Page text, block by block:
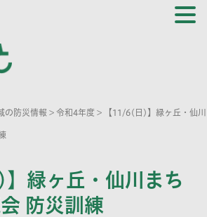
の防災情報 > 令和4年度 > 【11/6(日)】緑ヶ丘・仙川
緑ヶ丘・仙川まち
防災訓練